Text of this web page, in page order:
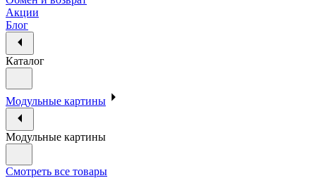
Акции
Блог
Каталог
Модульные картины
Модульные картины
Смотреть все товары